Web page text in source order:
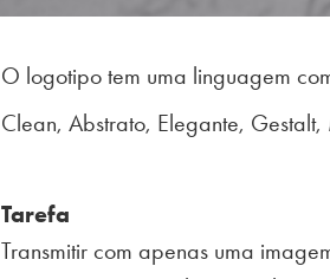
O logotipo tem uma linguagem
Clean, Abstrato, Elegante,
Tarefa
Transmitir com apenas uma